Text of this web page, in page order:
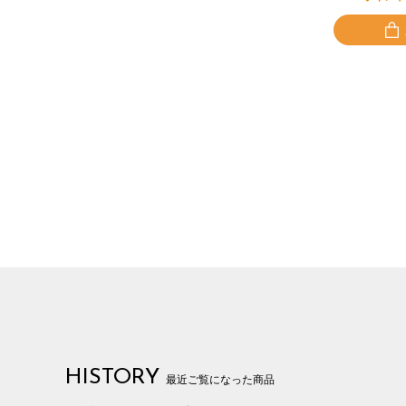
HISTORY 最近ご覧になった商品